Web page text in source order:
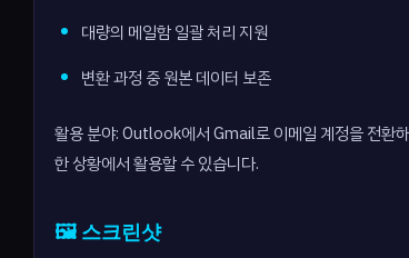
대량의 메일함 일괄 처리 지원
변환 과정 중 원본 데이터 보존
활용 분야: Outlook에서 Gmail로 이메일 계정을 전환
한 상황에서 활용할 수 있습니다.
🖼️ 스크린샷